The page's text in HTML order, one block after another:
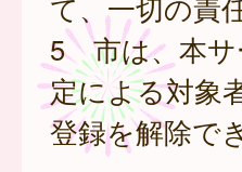
て、一切の責
5 市は、本サ
定による対象
登録を解除で